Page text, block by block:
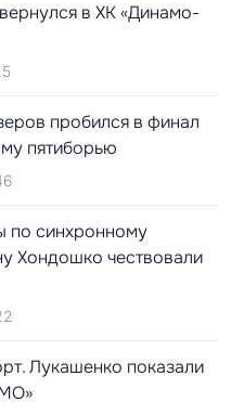
в ХК «Динамо-
пробился в финал
пятиборью
по синхронному
Хондошко чествовали
Лукашенко показали